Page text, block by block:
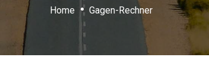
Home Gagen-Rechner